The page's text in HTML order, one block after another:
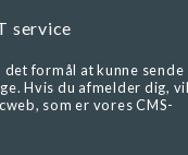
service
formål at kunne sende
Hvis du afmelder dig,
som er vores CMS-